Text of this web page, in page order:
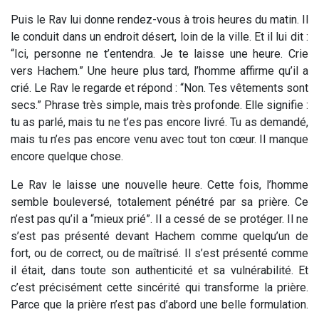
Puis le Rav lui donne rendez-vous à trois heures du matin. Il
le conduit dans un endroit désert, loin de la ville. Et il lui dit :
“Ici, personne ne t’entendra. Je te laisse une heure. Crie
vers Hachem.” Une heure plus tard, l’homme affirme qu’il a
crié. Le Rav le regarde et répond : “Non. Tes vêtements sont
secs.” Phrase très simple, mais très profonde. Elle signifie :
tu as parlé, mais tu ne t’es pas encore livré. Tu as demandé,
mais tu n’es pas encore venu avec tout ton cœur. Il manque
encore quelque chose.
Le Rav le laisse une nouvelle heure. Cette fois, l’homme
semble bouleversé, totalement pénétré par sa prière. Ce
n’est pas qu’il a “mieux prié”. Il a cessé de se protéger. Il ne
s’est pas présenté devant Hachem comme quelqu’un de
fort, ou de correct, ou de maîtrisé. Il s’est présenté comme
il était, dans toute son authenticité et sa vulnérabilité. Et
c’est précisément cette sincérité qui transforme la prière.
Parce que la prière n’est pas d’abord une belle formulation.